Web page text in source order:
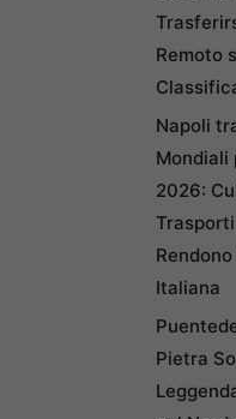
Remoto
Napoli
Mondiali
2026:
Italiana
Pietra